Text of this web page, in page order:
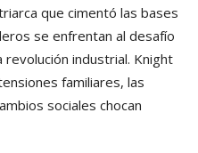
que cimentó las bases
se enfrentan al desafío
industrial. Knight
familiares, las
sociales chocan